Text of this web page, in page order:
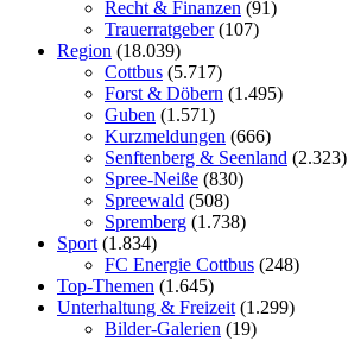
Recht & Finanzen (91)
Trauerratgeber(107)
Region (18.039)
Cottbus (5.717)
Forst & Döbern (1.495)
Guben (1.571)
Kurzmeldungen (666)
Senftenberg & Seenland (2.323)
Spree-Neiße (830)
Spreewald (508)
Spremberg (1.738)
Sport (1.834)
FC Energie Cottbus (248)
Top-Themen (1.645)
Unterhaltung & Freizeit (1.299)
Bilder-Galerien (19)